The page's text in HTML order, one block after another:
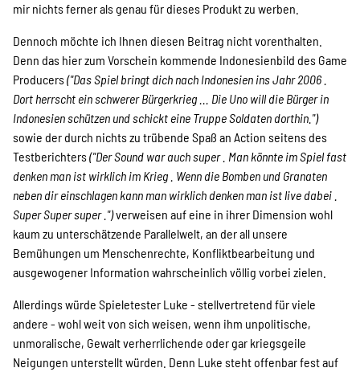
Werde Mitglied
Newsletter abonnieren
SPENDEN
Über uns
Kontakt
mir nichts ferner als genau für dieses Produkt zu werben.
Dennoch möchte ich Ihnen diesen Beitrag nicht vorenthalten.
Denn das hier zum Vorschein kommende Indonesienbild des Game
Producers("Das Spiel bringt dich nach Indonesien ins Jahr 2006 .
Dort herrscht ein schwerer Bürgerkrieg ... Die Uno will die Bürger in
Indonesien schützen und schickt eine Truppe Soldaten dorthin.")
sowie der durch nichts zu trübende Spaß an Action seitens des
Testberichters("Der Sound war auch super . Man könnte im Spiel fast
denken man ist wirklich im Krieg . Wenn die Bomben und Granaten
neben dir einschlagen kann man wirklich denken man ist live dabei .
Super Super super .")verweisen auf eine in ihrer Dimension wohl
kaum zu unterschätzende Parallelwelt, an der all unsere
Bemühungen um Menschenrechte, Konfliktbearbeitung und
ausgewogener Information wahrscheinlich völlig vorbei zielen.
Allerdings würde Spieletester Luke - stellvertretend für viele
andere - wohl weit von sich weisen, wenn ihm unpolitische,
unmoralische, Gewalt verherrlichende oder gar kriegsgeile
Neigungen unterstellt würden. Denn Luke steht offenbar fest auf